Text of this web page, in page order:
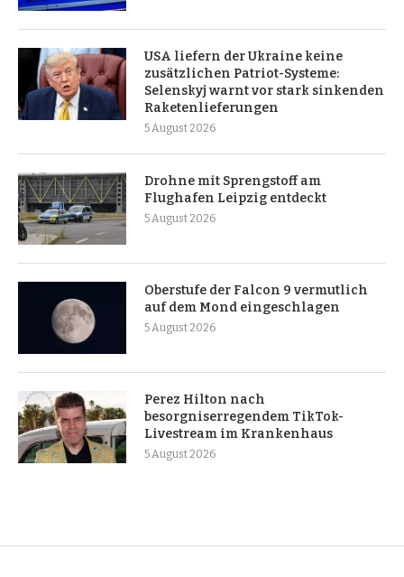
USA liefern der Ukraine keine
zusätzlichen Patriot-Systeme:
Selenskyj warnt vor stark sinkenden
Raketenlieferungen
5 August 2026
Drohne mit Sprengstoff am
Flughafen Leipzig entdeckt
5 August 2026
Oberstufe der Falcon 9 vermutlich
auf dem Mond eingeschlagen
5 August 2026
Perez Hilton nach
besorgniserregendem TikTok-
Livestream im Krankenhaus
5 August 2026